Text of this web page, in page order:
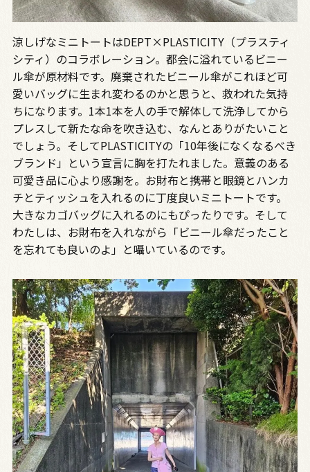
涼しげなミニトートはDEPT×PLASTICITY（プラスティ
シティ）のコラボレーション。都会に溢れているビニー
ル傘が原材料です。廃棄されたビニール傘がこれほど可
愛いバッグに生まれ変わるのかと思うと、救われた気持
ちになります。1本1本を人の手で解体して洗浄してから
プレスして新たな命を吹き込む、なんとありがたいこと
でしょう。そしてPLASTICITYの「10年後になくなるべき
ブランド」という宣言に胸を打たれました。意義のある
可愛き品に心より感謝を。お財布と携帯と眼鏡とハンカ
チとティッシュを入れるのに丁度良いミニトートです。
大きなカゴバッグに入れるのにもぴったりです。そして
わたしは、お財布を入れながら「ビニール傘だったこと
を忘れても良いのよ」と囁いているのです。